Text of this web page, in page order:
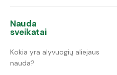
Nauda
sveikatai
Kokia yra alyvuogių aliejaus
nauda?